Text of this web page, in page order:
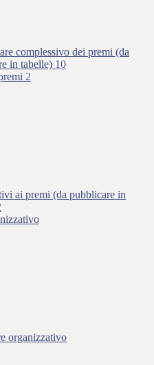
complessivo dei premi (da
in tabelle) 10
2
ai premi (da pubblicare in
organizzativo